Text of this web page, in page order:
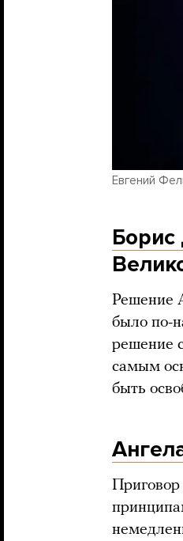
Евгений
Решение
было по-
решение
самым
быть
Приговор